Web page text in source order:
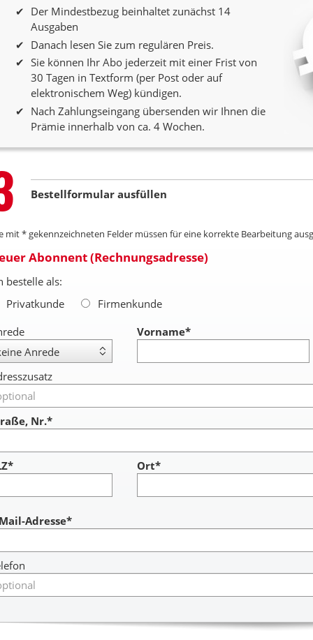
12 Monate Laufzeit
Der Mindestbezug beinhaltet zunächst 14
Ausgaben
Danach lesen Sie zum regulären Preis.
Sie können Ihr Abo jederzeit mit einer Frist von
30 Tagen in Textform (per Post oder auf
elektronischem Weg) kündigen.
Nach Zahlungseingang übersenden wir Ihnen die
Prämie innerhalb von ca. 4 Wochen.
Bestellformular ausfüllen
mit * gekennzeichneten Felder müssen für eine korrekte Bearbeitung
Abonnent (Rechnungsadresse)
bestelle als:
Privatkunde
Firmenkunde
Vorname*
Nr.*
Ort*
Adresse*